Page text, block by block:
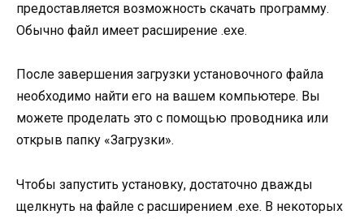
предоставляется возможность скачать программу.
Обычно файл имеет расширение .exe.
После завершения загрузки установочного файла
необходимо найти его на вашем компьютере. Вы
можете проделать это с помощью проводника или
открыв папку «Загрузки».
Чтобы запустить установку, достаточно дважды
щелкнуть на файле с расширением .exe. В некоторых